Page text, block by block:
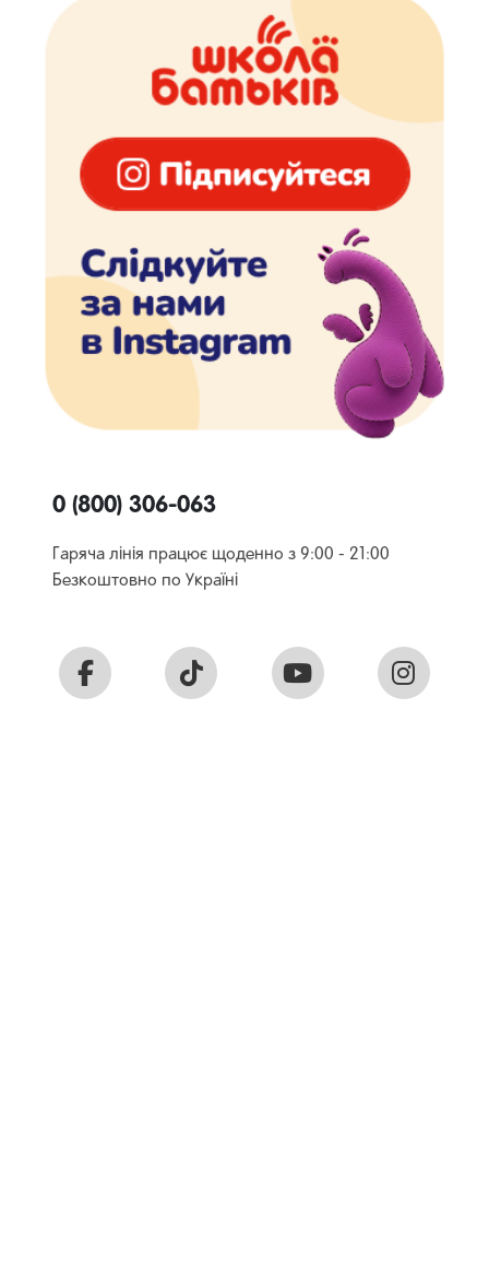
0 (800) 306-063
Гаряча лінія працює щоденно з 9:00 - 21:00
Безкоштовно по Україні